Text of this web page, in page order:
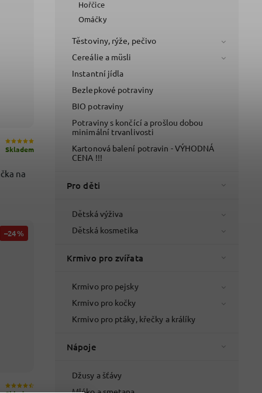
Hořčice
Omáčky
Těstoviny, rýže, pečivo
Cereálie a müsli
Instantní jídla
Bezlepkové potraviny
BIO potraviny
Potraviny s končící a prošlou dobou
minimální trvanlivosti
Kartonová balení potravin - VÝHODNÁ
CENA !!!
Pro děti
Dětská výživa
Dětská kosmetika
Krmivo pro zvířata
Krmivo pro pejsky
Krmivo pro kočky
Krmivo pro ptáky, křečky a králíky
Nápoje
Džusy a šťávy
na
Skladem
–24 %